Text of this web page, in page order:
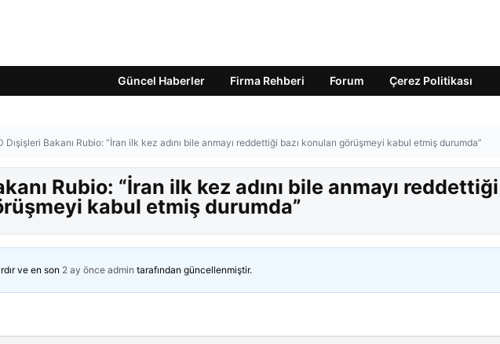
Güncel Haberler Firma Rehberi Forum Çerez Politikası
Dışişleri Bakanı Rubio: “İran ilk kez adını bile anmayı reddettiği bazı konuları görüşmeyi kabul etmiş durumda”
Rubio: “İran ilk kez adını bile anmayı reddettiği
kabul etmiş durumda”
ve en son 2 ay önce admin tarafından güncellenmiştir.